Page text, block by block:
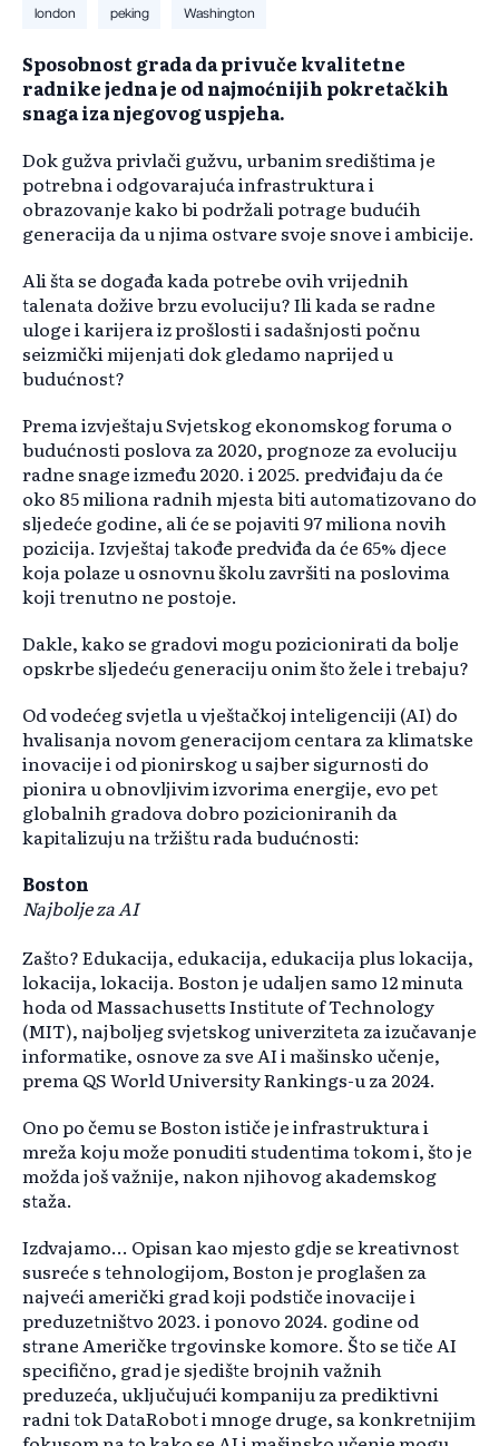
london peking Washington
Sposobnost grada da privuče kvalitetne
radnike jedna je od najmoćnijih pokretačkih
snaga iza njegovog uspjeha.
Dok gužva privlači gužvu, urbanim središtima je
potrebna i odgovarajuća infrastruktura i
obrazovanje kako bi podržali potrage budućih
generacija da u njima ostvare svoje snove i ambicije.
Ali šta se događa kada potrebe ovih vrijednih
talenata dožive brzu evoluciju? Ili kada se radne
uloge i karijera iz prošlosti i sadašnjosti počnu
seizmički mijenjati dok gledamo naprijed u
budućnost?
Prema izvještaju Svjetskog ekonomskog foruma o
budućnosti poslova za 2020, prognoze za evoluciju
radne snage između 2020. i 2025. predviđaju da će
oko 85 miliona radnih mjesta biti automatizovano do
sljedeće godine, ali će se pojaviti 97 miliona novih
pozicija. Izvještaj takođe predviđa da će 65% djece
koja polaze u osnovnu školu završiti na poslovima
koji trenutno ne postoje.
Dakle, kako se gradovi mogu pozicionirati da bolje
opskrbe sljedeću generaciju onim što žele i trebaju?
Od vodećeg svjetla u vještačkoj inteligenciji (AI) do
hvalisanja novom generacijom centara za klimatske
inovacije i od pionirskog u sajber sigurnosti do
pionira u obnovljivim izvorima energije, evo pet
globalnih gradova dobro pozicioniranih da
kapitalizuju na tržištu rada budućnosti:
Boston
Najbolje za AI
Zašto? Edukacija, edukacija, edukacija plus lokacija,
lokacija, lokacija. Boston je udaljen samo 12 minuta
hoda od Massachusetts Institute of Technology
(MIT), najboljeg svjetskog univerziteta za izučavanje
informatike, osnove za sve AI i mašinsko učenje,
prema QS World University Rankings-u za 2024.
Ono po čemu se Boston ističe je infrastruktura i
mreža koju može ponuditi studentima tokom i, što je
možda još važnije, nakon njihovog akademskog
staža.
Izdvajamo... Opisan kao mjesto gdje se kreativnost
susreće s tehnologijom, Boston je proglašen za
najveći američki grad koji podstiče inovacije i
preduzetništvo 2023. i ponovo 2024. godine od
strane Američke trgovinske komore. Što se tiče AI
specifično, grad je sjedište brojnih važnih
preduzeća, uključujući kompaniju za prediktivni
radni tok DataRobot i mnoge druge, sa konkretnijim